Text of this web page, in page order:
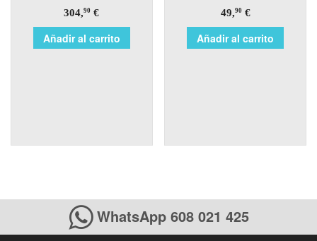
304,90 €
Añadir al carrito
49,90€
Añadir al carrito
WhatsApp 608 021 425